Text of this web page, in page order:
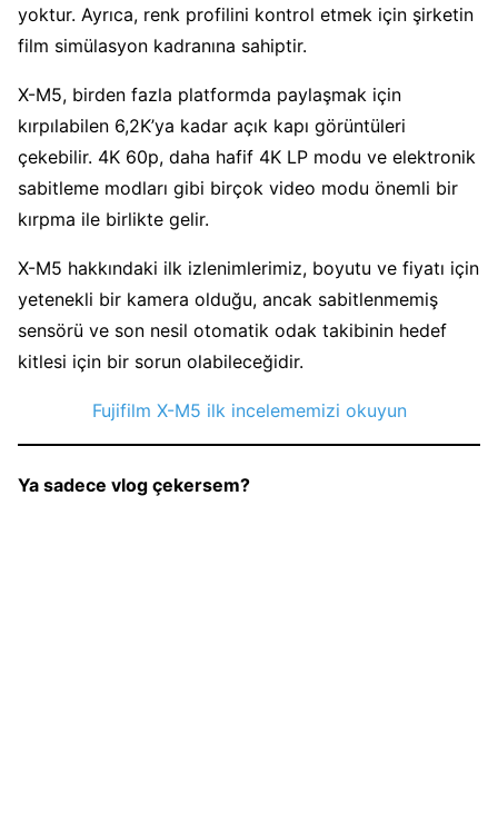
yoktur. Ayrıca, renk profilini kontrol etmek için şirketin
film simülasyon kadranına sahiptir.
X-M5, birden fazla platformda paylaşmak için
kırpılabilen 6,2K’ya kadar açık kapı görüntüleri
çekebilir. 4K 60p, daha hafif 4K LP modu ve elektronik
sabitleme modları gibi birçok video modu önemli bir
kırpma ile birlikte gelir.
X-M5 hakkındaki ilk izlenimlerimiz, boyutu ve fiyatı için
yetenekli bir kamera olduğu, ancak sabitlenmemiş
sensörü ve son nesil otomatik odak takibinin hedef
kitlesi için bir sorun olabileceğidir.
Fujifilm X-M5 ilk incelememizi okuyun
Ya sadece vlog çekersem?